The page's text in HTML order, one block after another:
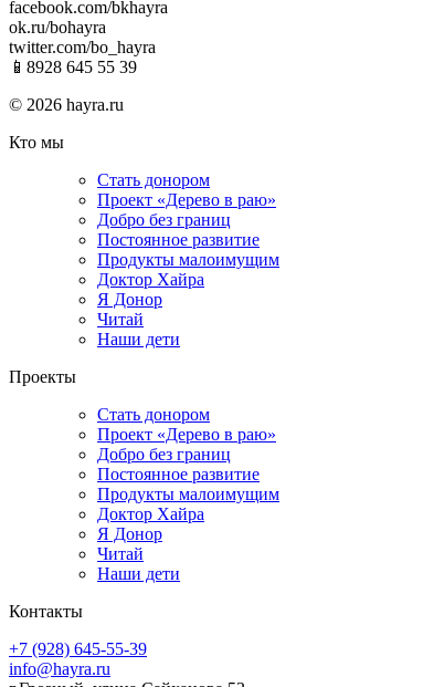
facebook.com/bkhayra
ok.ru/bohayra
twitter.com/bo_hayra
📱8928 645 55 39
© 2026 hayra.ru
Кто мы
Стать донором
Проект «Дерево в раю»
Добро без границ
Постоянное развитие
Продукты малоимущим
Доктор Хайра
Я Донор
Читай
Наши дети
Проекты
Стать донором
Проект «Дерево в раю»
Добро без границ
Постоянное развитие
Продукты малоимущим
Доктор Хайра
Я Донор
Читай
Наши дети
Контакты
+7 (928) 645-55-39
info@hayra.ru